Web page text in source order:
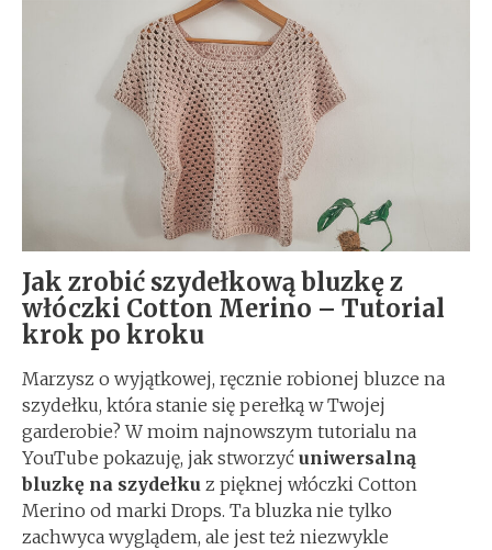
Jak zrobić szydełkową bluzkę z
włóczki Cotton Merino – Tutorial
krok po kroku
Marzysz o wyjątkowej, ręcznie robionej bluzce na
szydełku, która stanie się perełką w Twojej
garderobie? W moim najnowszym tutorialu na
YouTube pokazuję, jak stworzyć uniwersalną
bluzkę na szydełku z pięknej włóczki Cotton
Merino od marki Drops. Ta bluzka nie tylko
zachwyca wyglądem, ale jest też niezwykle